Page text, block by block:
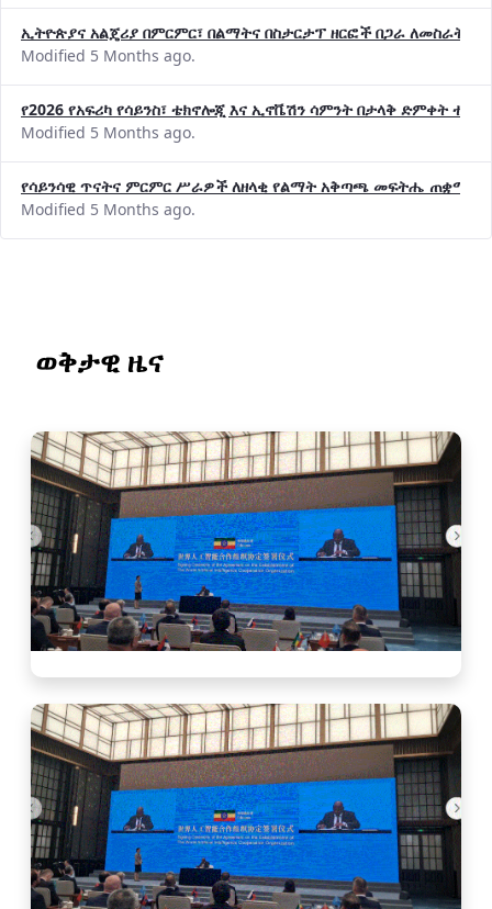
ኢትዮጵያና አልጄሪያ በምርምር፣ በልማትና በስታርታፕ ዘርፎች በጋራ ለመስራት
Modified 5 Months ago.
የ2026 የአፍሪካ የሳይንስ፣ ቴክኖሎጂ እና ኢኖቬሽን ሳምንት በታላቅ ድምቀት
Modified 5 Months ago.
የሳይንሳዊ ጥናትና ምርምር ሥራዎች ለዘላቂ የልማት አቅጣጫ መፍትሔ ጠቋሚ
Modified 5 Months ago.